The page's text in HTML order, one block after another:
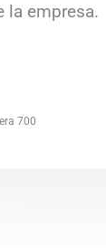
la empresa.
700